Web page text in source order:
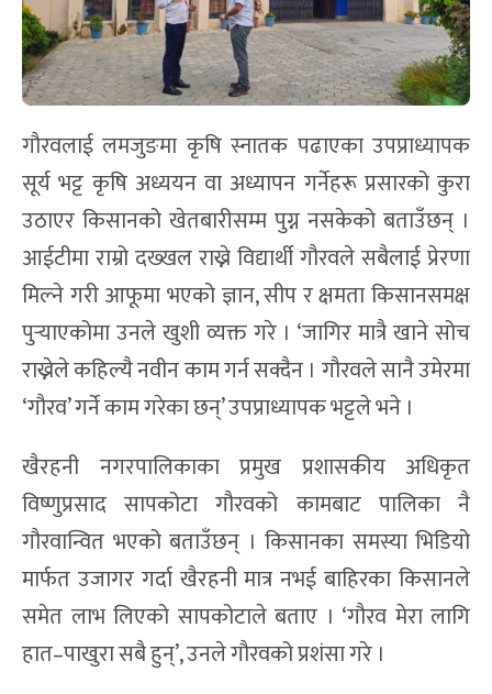
गौरवलाई लमजुङमा कृषि स्नातक पढाएका उपप्राध्यापक
सूर्य भट्ट कृषि अध्ययन वा अध्यापन गर्नेहरू प्रसारको कुरा
उठाएर किसानको खेतबारीसम्म पुग्न नसकेको बताउँछन् ।
आईटीमा राम्रो दख्खल राख्ने विद्यार्थी गौरवले सबैलाई प्रेरणा
मिल्ने गरी आफूमा भएको ज्ञान, सीप र क्षमता किसानसमक्ष
पुर्‍याएकोमा उनले खुशी व्यक्त गरे । ‘जागिर मात्रै खाने सोच
राख्नेले कहिल्यै नवीन काम गर्न सक्दैन । गौरवले सानै उमेरमा
‘गौरव’ गर्ने काम गरेका छन्‌’ उपप्राध्यापक भट्टले भने ।
खैरहनी नगरपालिकाका प्रमुख प्रशासकीय अधिकृत
विष्णुप्रसाद सापकोटा गौरवको कामबाट पालिका नै
गौरवान्वित भएको बताउँछन् । किसानका समस्या भिडियो
मार्फत उजागर गर्दा खैरहनी मात्र नभई बाहिरका किसानले
समेत लाभ लिएको सापकोटाले बताए । ‘गौरव मेरा लागि
हात–पाखुरा सबै हुन्‌’, उनले गौरवको प्रशंसा गरे ।